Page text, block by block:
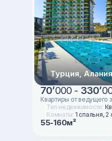
Турция,
70’000 - 330’
Квартиры от ведущего
Тип недвижимости:
Комнаты: 1 спальня,
55-160м²